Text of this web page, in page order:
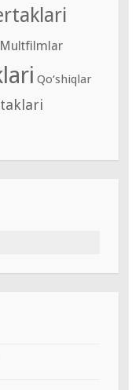
Multfilmlar
Qo‘shiqlar